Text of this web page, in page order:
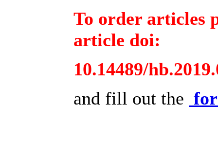
To order articles
article doi:
10.14489/
and fill out the